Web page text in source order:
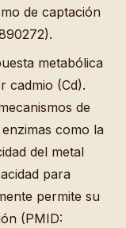
de captación
metabólica
cadmio (Cd).
de
como la
del metal
para
permite su
(PMID: